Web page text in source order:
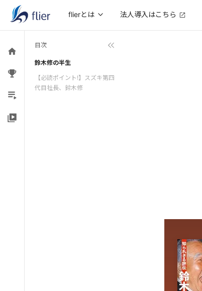
flierとは 法人導入はこちら
目次
鈴木修の半生
【必読ポイント!】スズキ第四
代目社長、鈴木修